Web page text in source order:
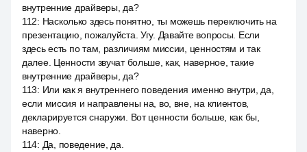
внутренние драйверы, да?
112: Насколько здесь понятно, ты можешь переключить на
презентацию, пожалуйста. Угу. Давайте вопросы. Если
здесь есть по там, различиям миссии, ценностям и так
далее. Ценности звучат больше, как, наверное, такие
внутренние драйверы, да?
113: Или как я внутреннего поведения именно внутри, да,
если миссия и направлены на, во, вне, на клиентов,
декларируется снаружи. Вот ценности больше, как бы,
наверно.
114: Да, поведение, да.